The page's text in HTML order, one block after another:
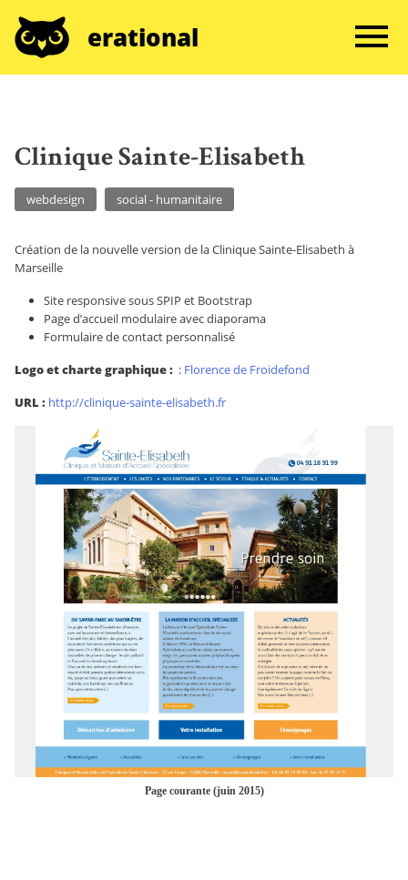
erational
Clinique Sainte-Elisabeth
webdesign social - humanitaire
Création de la nouvelle version de la Clinique Sainte-Elisabeth à
Marseille
Site responsive sous SPIP et Bootstrap
Page d’accueil modulaire avec diaporama
Formulaire de contact personnalisé
Logo et charte graphique : : Florence de Froidefond
URL : http://clinique-sainte-elisabeth.fr
Page courante (juin 2015)